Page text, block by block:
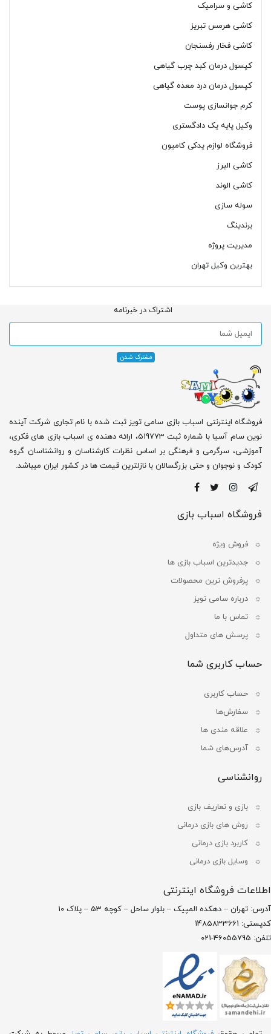
کاشی و سرامیک
کاشی هرمس تبریز
کاشی فخار رفسنجان
کپسول درمان کبد چرب گیاهی
کپسول درمان درد معده گیاهی
کرم جوانسازی پوست
وکیل پایه یک دادگستری
فروشگاه لوازم یدکی کامیون
کاشی البرز
کاشی الوند
سوله سازی
برندینگ
مدیریت پروژه
بهترین وکیل تهران
اشتراک در خبرنامه
فروشگاه اینترنتی اسباب بازی سامی تویز ثبت شده با نام تجاری شرکت آینده
نوین سام آسیا با شماره ثبت 519773، ارائه دهنده ی اسباب بازی های فکری،
آموزشی، سرگرمی و فرهنگی بر اساس نظرات کارشناسان و روانشناسان گروه
کودک و نوجوان و حتی بزرگسالان با نازلترین قیمت ها در کشور ایران میباشد.
فروشگاه اسباب بازی
فروش ویژه
جدیدترین اسباب بازی ها
پرفروش ترین محصولات
درباره سامی تویز
تماس با ما
پرسش های متداول
حساب کاربری شما
حساب کاربری
سفارش‌ها
علاقه مندی ها
آدرس‌های شما
روانشناسی
بازی و تعاریف بازی
روش های بازی درمانی
کاربرد بازی درمانی
وسایل بازی درمانی
اطلاعات فروشگاه اینترنتی
آدرس: تهران – دهکده المپیک – بلوار ساحل – کوچه 53 – پلاک 10
کدپستی: 1485833661
تلفن: 46055795-021